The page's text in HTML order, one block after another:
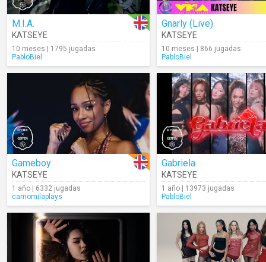
M.I.A.
KATSEYE
10 meses | 1795 jugadas
PabloBiel
Gnarly (Live)
KATSEYE
10 meses | 866 jugadas
PabloBiel
Gameboy
KATSEYE
1 año | 6332 jugadas
camomilaplays
Gabriela
KATSEYE
1 año | 13973 jugadas
PabloBiel